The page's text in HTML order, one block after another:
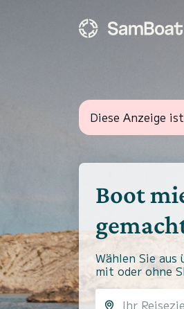
Diese Anzeige
Boot
Wählen Sie
mit oder ohne